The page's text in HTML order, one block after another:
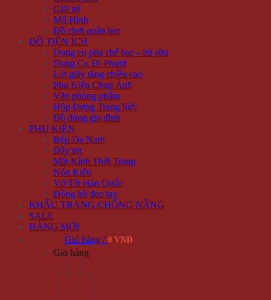
Giải trí
Mô Hình
Đồ chơi quán bar
ĐỒ TIỆN ÍCH
Dụng cụ pha chế bar – trà sữa
Dụng Cụ Đi Phượt
Lót giày tăng chiều cao
Phụ Kiện Chụp Ảnh
Văn phòng phẩm
Hộp Đựng Trang Sức
Đồ dùng gia đình
PHỤ KIỆN
Bóp Da Nam
Dây nịt
Mắt Kính Thời Trang
Nón Kiểu
Vớ Tất Hàn Quốc
Đồng hồ đeo tay
KHẨU TRANG CHỐNG NẮNG
SALE
HÀNG MỚI
Giỏ hàng / 0 VNĐ
Giỏ hàng